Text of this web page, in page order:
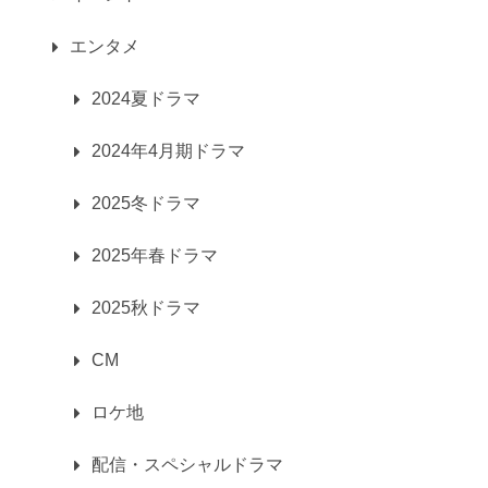
エンタメ
2024夏ドラマ
2024年4月期ドラマ
2025冬ドラマ
2025年春ドラマ
2025秋ドラマ
CM
ロケ地
配信・スペシャルドラマ